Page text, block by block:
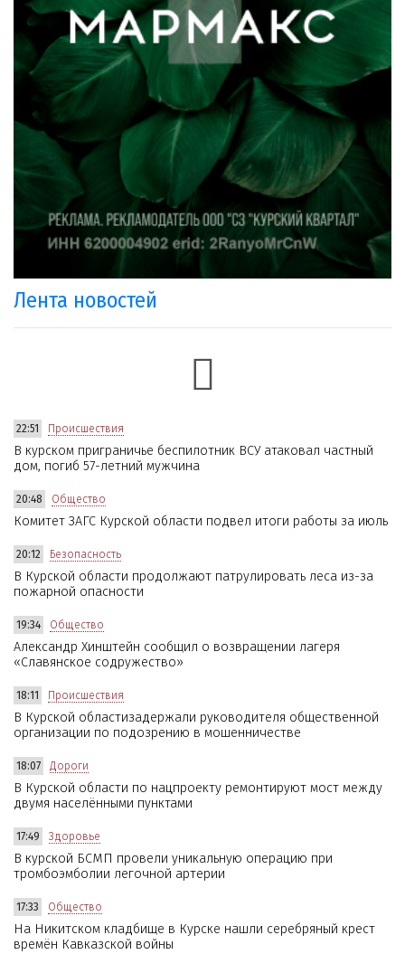
Лента новостей
22:51 Происшествия
В курском приграничье беспилотник ВСУ атаковал частный
дом, погиб 57-летний мужчина
20:48 Общество
Комитет ЗАГС Курской области подвел итоги работы за июль
20:12 Безопасность
В Курской области продолжают патрулировать леса из-за
пожарной опасности
19:34 Общество
Александр Хинштейн сообщил о возвращении лагеря
«Славянское содружество»
18:11 Происшествия
В Курской областизадержали руководителя общественной
организации по подозрению в мошенничестве
18:07 Дороги
В Курской области по нацпроекту ремонтируют мост между
двумя населёнными пунктами
17:49 Здоровье
В курской БСМП провели уникальную операцию при
тромбоэмболии легочной артерии
17:33 Общество
На Никитском кладбище в Курске нашли серебряный крест
времён Кавказской войны